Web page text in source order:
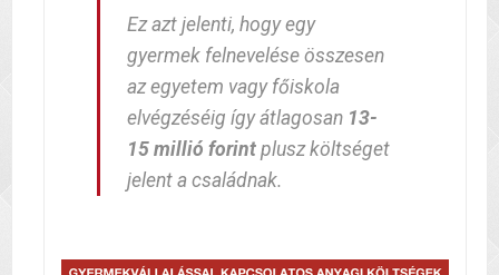
Ez azt jelenti, hogy egy
gyermek felnevelése összesen
az egyetem vagy főiskola
elvégzéséig így átlagosan 13-
15 millió forint plusz költséget
jelent a családnak.